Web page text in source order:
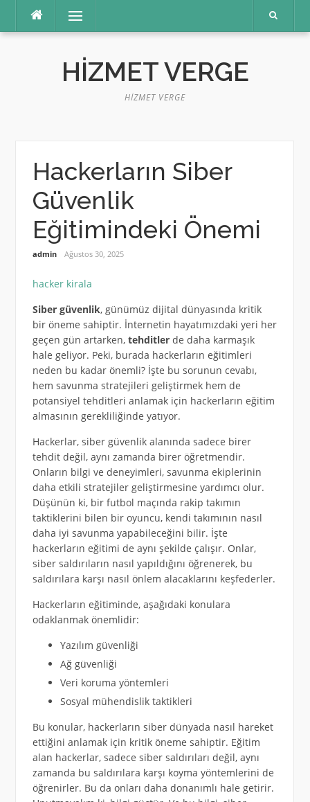
Menü
HIZMET VERGE
HIZMET VERGE
Hackerların Siber
Güvenlik
Eğitimindeki Önemi
admin Ağustos 30, 2025
hacker kirala
Siber güvenlik, günümüz dijital dünyasında kritik
bir öneme sahiptir. İnternetin hayatımızdaki yeri her
geçen gün artarken, tehditlerde daha karmaşık
hale geliyor. Peki, burada hackerların eğitimleri
neden bu kadar önemli? İşte bu sorunun cevabı,
hem savunma stratejileri geliştirmek hem de
potansiyel tehditleri anlamak için hackerların eğitim
almasının gerekliliğinde yatıyor.
Hackerlar, siber güvenlik alanında sadece birer
tehdit değil, aynı zamanda birer öğretmendir.
Onların bilgi ve deneyimleri, savunma ekiplerinin
daha etkili stratejiler geliştirmesine yardımcı olur.
Düşünün ki, bir futbol maçında rakip takımın
taktiklerini bilen bir oyuncu, kendi takımının nasıl
daha iyi savunma yapabileceğini bilir. İşte
hackerların eğitimi de aynı şekilde çalışır. Onlar,
siber saldırıların nasıl yapıldığını öğrenerek, bu
saldırılara karşı nasıl önlem alacaklarını keşfederler.
Hackerların eğitiminde, aşağıdaki konulara
odaklanmak önemlidir:
Yazılım güvenliği
Ağ güvenliği
Veri koruma yöntemleri
Sosyal mühendislik taktikleri
Bu konular, hackerların siber dünyada nasıl hareket
ettiğini anlamak için kritik öneme sahiptir. Eğitim
alan hackerlar, sadece siber saldırıları değil, aynı
zamanda bu saldırılara karşı koyma yöntemlerini de
öğrenirler. Bu da onları daha donanımlı hale getirir.